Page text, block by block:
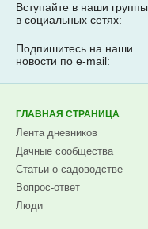
Вступайте в наши группы
в социальных сетях:
Подпишитесь на наши
новости по e-mail:
ГЛАВНАЯ СТРАНИЦА
Лента дневников
Дачные сообщества
Статьи о садоводстве
Вопрос-ответ
Люди